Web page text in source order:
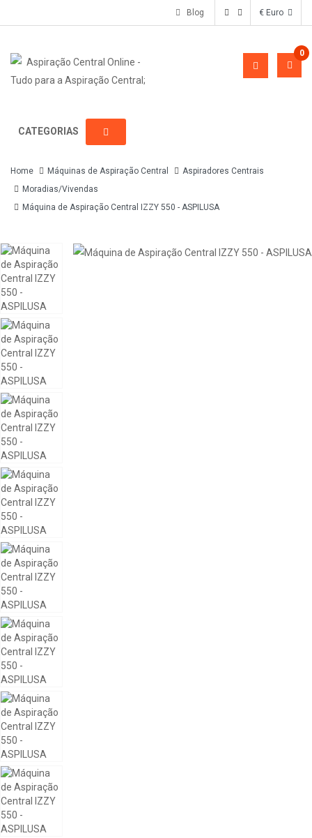
Blog
0
CATEGORIAS
Home Máquinas de Aspiração Central
Aspiradores Centrais
Moradias/Vivendas
Máquina de Aspiração Central IZZY 550 - ASPILUSA